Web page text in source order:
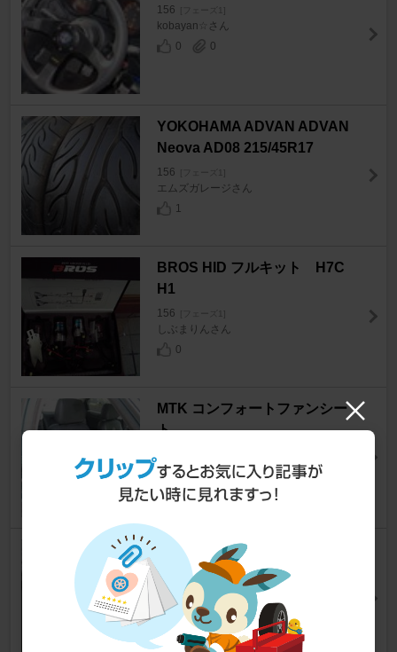
156 [フェーズ1]
kobayan☆さん
0
0
YOKOHAMA ADVAN ADVAN
Neova AD08 215/45R17
156 [フェーズ1]
エムズガレージさん
1
BROS HID フルキット H7C
H1
156 [フェーズ1]
しぶまりんさん
0
MTK コンフォートファンシー
ト
AzFanさん
19
ROTA ドアロックピン
156 [フェーズ1]
KJS-56さん
0